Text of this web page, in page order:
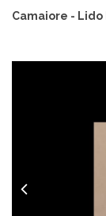
Camaiore - Lido